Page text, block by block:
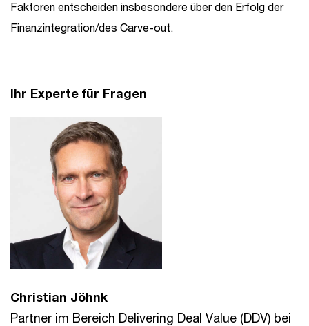
Faktoren entscheiden insbesondere über den Erfolg der
Finanzintegration/des Carve-out.
Ihr Experte für Fragen
Christian Jöhnk
Partner im Bereich Delivering Deal Value (DDV) bei